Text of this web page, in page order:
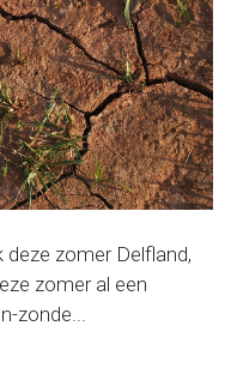
zomer Delfland,
zomer al een
zonde...